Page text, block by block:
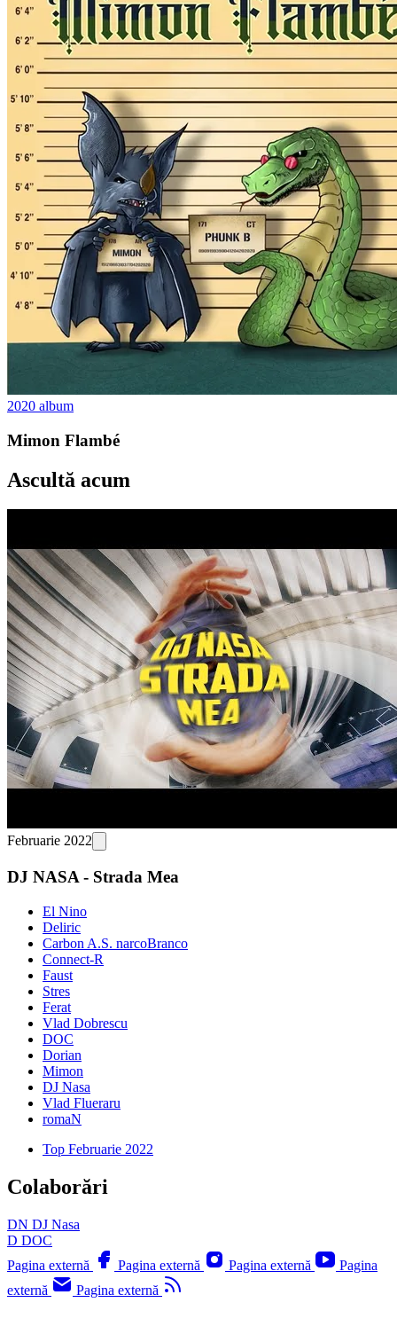
2020 album
Mimon Flambé
Ascultă acum
Februarie 2022
DJ NASA - Strada Mea
El Nino
Deliric
Carbon A.S. narcoBranco
Connect-R
Faust
Stres
Ferat
Vlad Dobrescu
DOC
Dorian
Mimon
DJ Nasa
Vlad Flueraru
romaN
Top Februarie 2022
Colaborări
DN DJ Nasa
D DOC
Pagina externă
Pagina externă Pagina externă
Pagina
externă
Pagina externă